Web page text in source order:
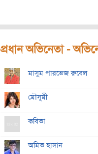
প্রধান অভিনেতা -
মাসুম পারভেজ রুবেল
মৌসুমী
কবিতা
অমিত হাসান